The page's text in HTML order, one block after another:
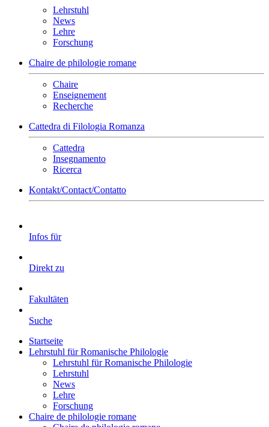
Lehrstuhl
News
Lehre
Forschung
Chaire de philologie romane
Chaire
Enseignement
Recherche
Cattedra di Filologia Romanza
Cattedra
Insegnamento
Ricerca
Kontakt/Contact/Contatto
Infos für
Direkt zu
Fakultäten
Suche
Startseite
Lehrstuhl für Romanische Philologie
Lehrstuhl für Romanische Philologie
Lehrstuhl
News
Lehre
Forschung
Chaire de philologie romane